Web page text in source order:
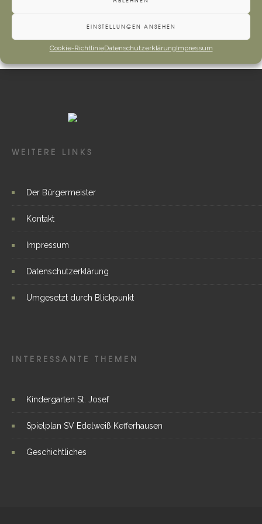
EINSTELLUNGEN ANSEHEN
Cookie-RichtlinieDatenschutzerklärungImpressum
WEITERE LINKS
Der Bürgermeister
Kontakt
Impressum
Datenschutzerklärung
Umgesetzt durch Blickpunkt
INTERESSANTE THEMEN
Kindergarten St. Josef
Spielplan SV Edelweiß Kefferhausen
Geschichtliches